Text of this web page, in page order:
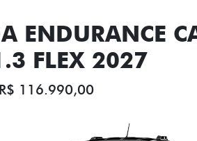
ENDURANCE
FLEX 2027
116.990,00